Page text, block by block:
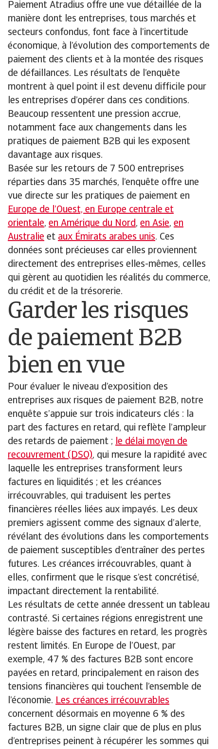
Paiement Atradius offre une vue détaillée de la
manière dont les entreprises, tous marchés et
secteurs confondus, font face à l’incertitude
économique, à l’évolution des comportements de
paiement des clients et à la montée des risques
de défaillances. Les résultats de l’enquête
montrent à quel point il est devenu difficile pour
les entreprises d’opérer dans ces conditions.
Beaucoup ressentent une pression accrue,
notamment face aux changements dans les
pratiques de paiement B2B qui les exposent
davantage aux risques.
Basée sur les retours de 7 500 entreprises
réparties dans 35 marchés, l’enquête offre une
vue directe sur les pratiques de paiement en
Europe de l’Ouest, en Europe centrale et
orientale, en Amérique du Nord, en Asie, en
Australie et aux Émirats arabes unis. Ces
données sont précieuses car elles proviennent
directement des entreprises elles-mêmes, celles
qui gèrent au quotidien les réalités du commerce,
du crédit et de la trésorerie.
Garder les risques
de paiement B2B
bien en vue
Pour évaluer le niveau d’exposition des
entreprises aux risques de paiement B2B, notre
enquête s’appuie sur trois indicateurs clés : la
part des factures en retard, qui reflète l’ampleur
des retards de paiement ; le délai moyen de
recouvrement (DSO), qui mesure la rapidité avec
laquelle les entreprises transforment leurs
factures en liquidités ; et les créances
irrécouvrables, qui traduisent les pertes
financières réelles liées aux impayés. Les deux
premiers agissent comme des signaux d’alerte,
révélant des évolutions dans les comportements
de paiement susceptibles d’entraîner des pertes
futures. Les créances irrécouvrables, quant à
elles, confirment que le risque s’est concrétisé,
impactant directement la rentabilité.
Les résultats de cette année dressent un tableau
contrasté. Si certaines régions enregistrent une
légère baisse des factures en retard, les progrès
restent limités. En Europe de l’Ouest, par
exemple, 47 % des factures B2B sont encore
payées en retard, principalement en raison des
tensions financières qui touchent l’ensemble de
l’économie. Les créances irrécouvrables
concernent désormais en moyenne 6 % des
factures B2B, un signe clair que de plus en plus
d’entreprises peinent à récupérer les sommes qui